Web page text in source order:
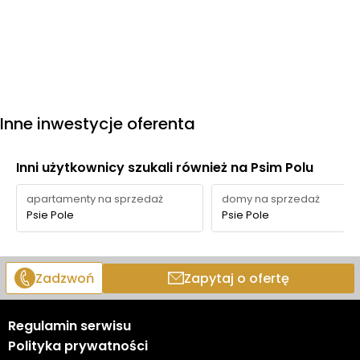
Inne inwestycje oferenta
Inni użytkownicy szukali również na Psim Polu
apartamenty na sprzedaż
Psie Pole
domy na sprzedaż
Psie Pole
Zadzwoń Zapytaj o ofertę
Regulamin serwisu
Polityka prywatności